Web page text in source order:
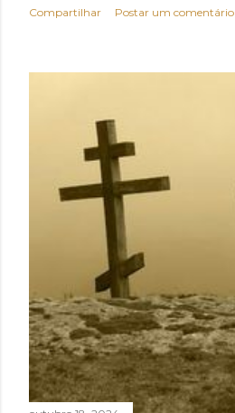
Compartilhar Postar um comentário